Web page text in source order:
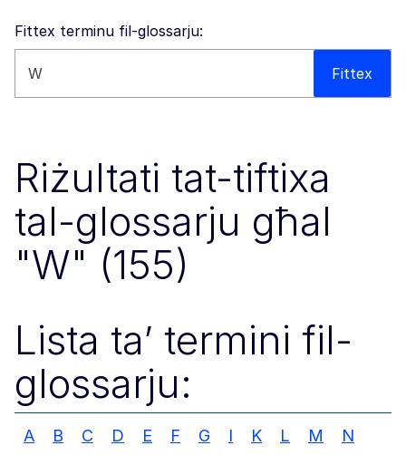
Fittex terminu fil-glossarju:
Fittex dan is-sit web Fittex
Riżultati tat-tiftixa
tal-glossarju għal
"W" (155)
Lista ta’ termini fil-
glossarju:
A B C D E F G I K L M N